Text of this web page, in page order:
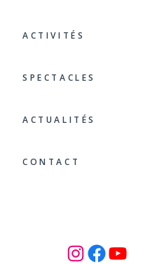
ACTIVITÉS
SPECTACLES
ACTUALITÉS
CONTACT
INSTAGRAM
Facebook
YouTube